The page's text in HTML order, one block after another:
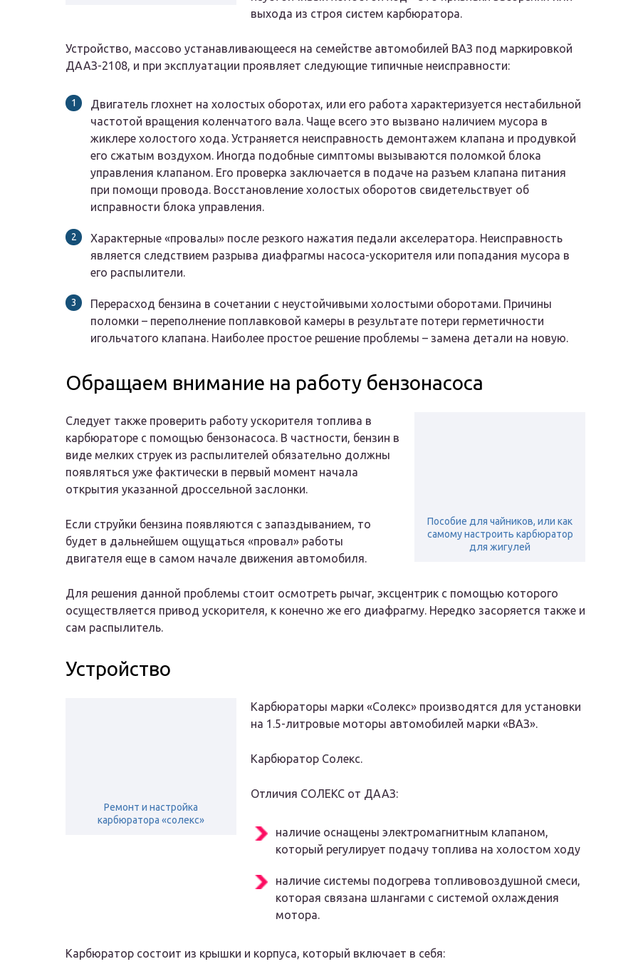
выхода из строя систем карбюратора.
Устройство, массово устанавливающееся на семействе автомобилей ВАЗ под маркировкой
ДААЗ-2108, и при эксплуатации проявляет следующие типичные неисправности:
Двигатель глохнет на холостых оборотах, или его работа характеризуется нестабильной
частотой вращения коленчатого вала. Чаще всего это вызвано наличием мусора в
жиклере холостого хода. Устраняется неисправность демонтажем клапана и продувкой
его сжатым воздухом. Иногда подобные симптомы вызываются поломкой блока
управления клапаном. Его проверка заключается в подаче на разъем клапана питания
при помощи провода. Восстановление холостых оборотов свидетельствует об
исправности блока управления.
Характерные «провалы» после резкого нажатия педали акселератора. Неисправность
является следствием разрыва диафрагмы насоса-ускорителя или попадания мусора в
его распылители.
Перерасход бензина в сочетании с неустойчивыми холостыми оборотами. Причины
поломки – переполнение поплавковой камеры в результате потери герметичности
игольчатого клапана. Наиболее простое решение проблемы – замена детали на новую.
Обращаем внимание на работу бензонасоса
Пособие для чайников, или как
самому настроить карбюратор
для жигулей
Следует также проверить работу ускорителя топлива в
карбюраторе с помощью бензонасоса. В частности, бензин в
виде мелких струек из распылителей обязательно должны
появляться уже фактически в первый момент начала
открытия указанной дроссельной заслонки.
Если струйки бензина появляются с запаздыванием, то
будет в дальнейшем ощущаться «провал» работы
двигателя еще в самом начале движения автомобиля.
Для решения данной проблемы стоит осмотреть рычаг, эксцентрик с помощью которого
осуществляется привод ускорителя, к конечно же его диафрагму. Нередко засоряется также и
сам распылитель.
Устройство
Ремонт и настройка
карбюратора «солекс»
Карбюраторы марки «Солекс» производятся для установки
на 1.5-литровые моторы автомобилей марки «ВАЗ».
Карбюратор Солекс.
Отличия СОЛЕКС от ДААЗ:
наличие оснащены электромагнитным клапаном,
который регулирует подачу топлива на холостом ходу
наличие системы подогрева топливовоздушной смеси,
которая связана шлангами с системой охлаждения
мотора.
Карбюратор состоит из крышки и корпуса, который включает в себя: